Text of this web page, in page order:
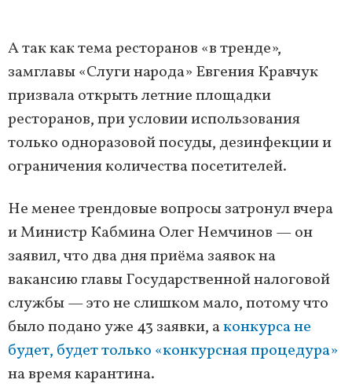
А так как тема ресторанов «в тренде»,
замглавы «Слуги народа» Евгения Кравчук
призвала открыть летние площадки
ресторанов, при условии использования
только одноразовой посуды, дезинфекции и
ограничения количества посетителей.
Не менее трендовые вопросы затронул вчера
и Министр Кабмина Олег Немчинов — он
заявил, что два дня приёма заявок на
вакансию главы Государственной налоговой
службы — это не слишком мало, потому что
было подано уже 43 заявки, аконкурса не
будет, будет только «конкурсная процедура»
на время карантина.